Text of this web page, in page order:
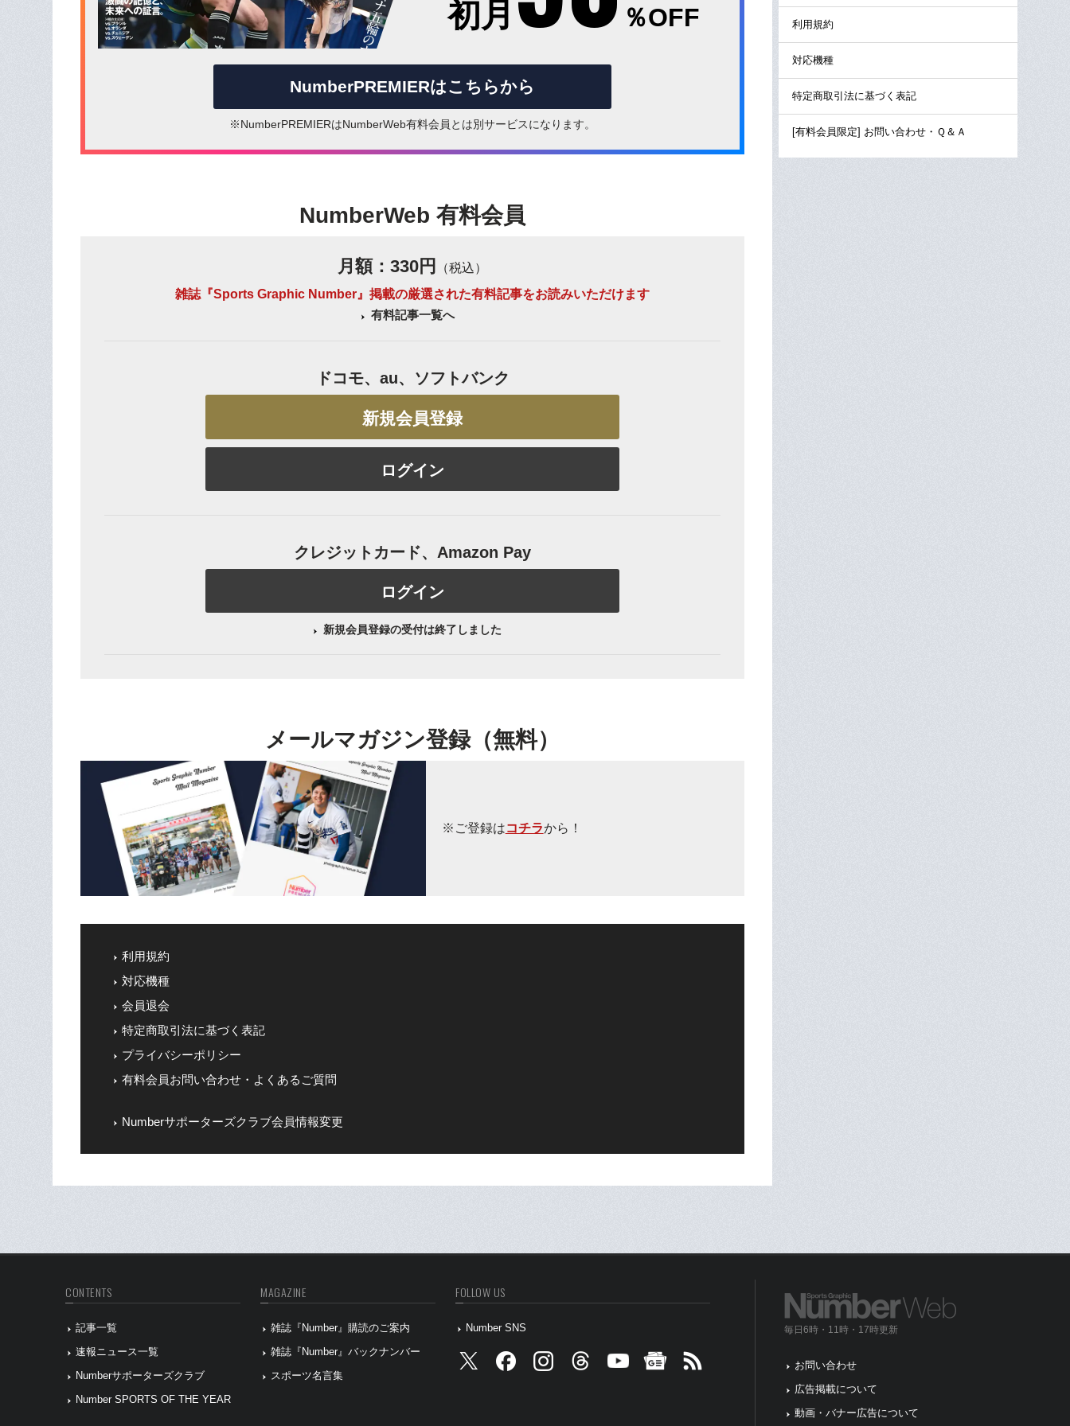
初月 ％OFF
NumberPREMIERはこちらから
※NumberPREMIERはNumberWeb有料会員とは別サービスになります。
NumberWeb 有料会員
月額：330円
（税込）
雑誌『Sports Graphic Number』掲載の厳選された有料記事をお読みいただけます
有料記事一覧へ
ドコモ、au、ソフトバンク
新規会員登録
ログイン
クレジットカード、Amazon Pay
ログイン
新規会員登録の受付は終了しました
メールマガジン登録（無料）
※ご登録はコチラから！
利用規約
対応機種
会員退会
特定商取引法に基づく表記
プライバシーポリシー
有料会員お問い合わせ・よくあるご質問
Numberサポーターズクラブ会員情報変更
利用規約
対応機種
特定商取引法に基づく表記
[有料会員限定] お問い合わせ・Ｑ＆Ａ
CONTENTS
記事一覧
速報ニュース一覧
Numberサポーターズクラブ
Number SPORTS OF THE YEAR
MAGAZINE
雑誌『Number』購読のご案内
雑誌『Number』バックナンバー
スポーツ名言集
FOLLOW US
Number SNS 毎日6時・11時・17時更新
お問い合わせ
広告掲載について
動画・バナー広告について